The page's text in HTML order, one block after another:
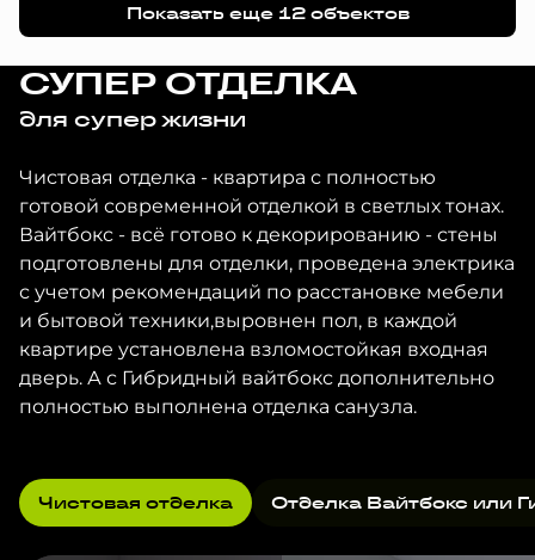
Показать еще 12 объектов
СУПЕР ОТДЕЛКА
для супер жизни
Чистовая отделка - квартира с полностью
готовой современной отделкой в светлых тонах.
Вайтбокс - всё готово к декорированию - стены
подготовлены для отделки, проведена электрика
с учетом рекомендаций по расстановке мебели
и бытовой техники,выровнен пол, в каждой
квартире установлена взломостойкая входная
дверь. А с Гибридный вайтбокс дополнительно
полностью выполнена отделка санузла.
Чистовая отделка Отделка Вайтбокс или